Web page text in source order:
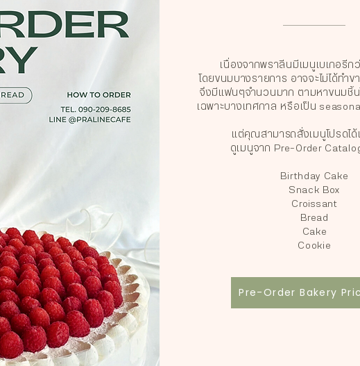
เนื่องจากพราลีนมีเมนูเบเกอรีก
โดยขนมบางรายการ อาจจะไม่ได้ทำ
จึงมีแฟนๆจำนวนมาก ตามหาขนมชิ้น
เฉพาะบางเทศกาล หรือเป็น
แต่คุณสามารถสั่งเมนูโปรดไ
ดูเมนูจาก Pre-Order
Birthday Cake​
Snack Box
Croissant
Bread
Cake
Cookie
Pre-Order Bakery